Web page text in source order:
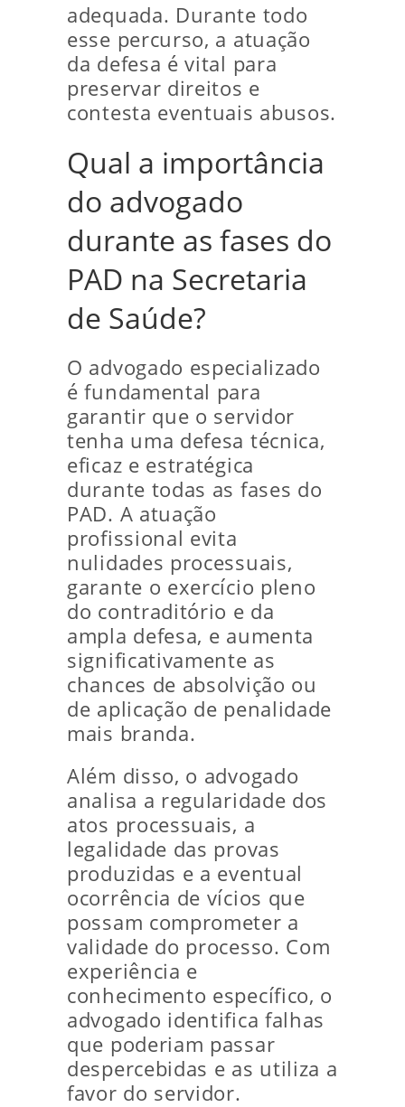
adequada. Durante todo
esse percurso, a atuação
da defesa é vital para
preservar direitos e
contesta eventuais abusos.
Qual a importância
do advogado
durante as fases do
PAD na Secretaria
de Saúde?
O advogado especializado
é fundamental para
garantir que o servidor
tenha uma defesa técnica,
eficaz e estratégica
durante todas as fases do
PAD. A atuação
profissional evita
nulidades processuais,
garante o exercício pleno
do contraditório e da
ampla defesa, e aumenta
significativamente as
chances de absolvição ou
de aplicação de penalidade
mais branda.
Além disso, o advogado
analisa a regularidade dos
atos processuais, a
legalidade das provas
produzidas e a eventual
ocorrência de vícios que
possam comprometer a
validade do processo. Com
experiência e
conhecimento específico, o
advogado identifica falhas
que poderiam passar
despercebidas e as utiliza a
favor do servidor.